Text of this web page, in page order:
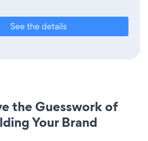
See the details
the Guesswork of
Your Brand